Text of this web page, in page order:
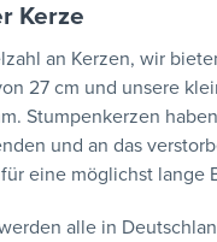
Kerze
an Kerzen, wir
27 cm und unsere
Stumpenkerzen
und an das
eine möglichst lange
alle in